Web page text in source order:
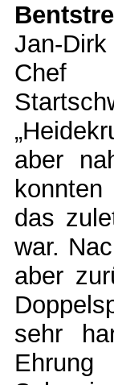
Jan-
Chef
aber
das
war.
aber
sehr